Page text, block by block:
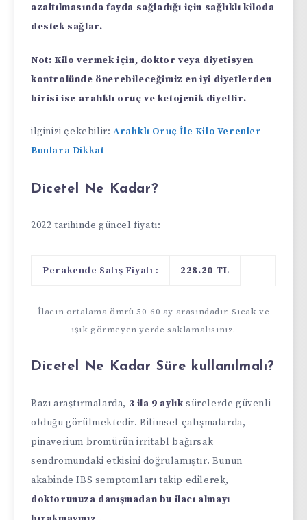
azaltılmasında fayda sağladığı için sağlıklı kiloda
destek sağlar.
Not: Kilo vermek için, doktor veya diyetisyen
kontrolünde önerebileceğimiz en iyi diyetlerden
birisi ise aralıklı oruç ve ketojenik diyettir.
ilginizi çekebilir: Aralıklı Oruç İle Kilo Verenler
Bunlara Dikkat
Dicetel Ne Kadar?
2022 tarihinde güncel fiyatı:
Perakende Satış Fiyatı : 228.20 TL
İlacın ortalama ömrü 50-60 ay arasındadır. Sıcak ve
ışık görmeyen yerde saklamalısınız.
Dicetel Ne Kadar Süre kullanılmalı?
Bazı araştırmalarda, 3 ila 9 aylıksürelerde güvenli
olduğu görülmektedir. Bilimsel çalışmalarda,
pinaverium bromürün irritabl bağırsak
sendromundaki etkisini doğrulamıştır. Bunun
akabinde IBS semptomları takip edilerek,
doktorunuza danışmadan bu ilacı almayı